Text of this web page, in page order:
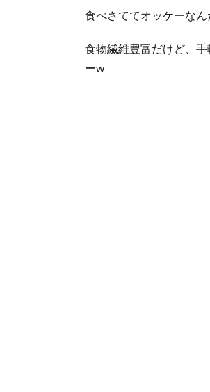
食べさててオッケーなん
食物繊維豊富だけど、
ーw